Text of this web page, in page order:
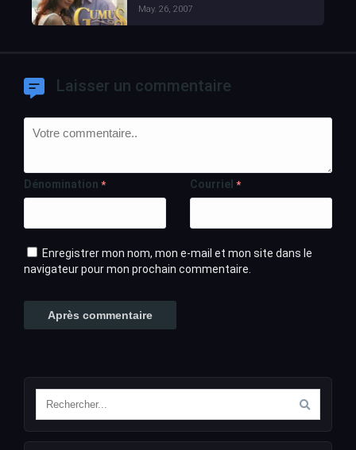
May. 26, 2007
Laisser un commentaire
Dénomination * Courriel *
Enregistrer mon nom, mon e-mail et mon site dans le
navigateur pour mon prochain commentaire.